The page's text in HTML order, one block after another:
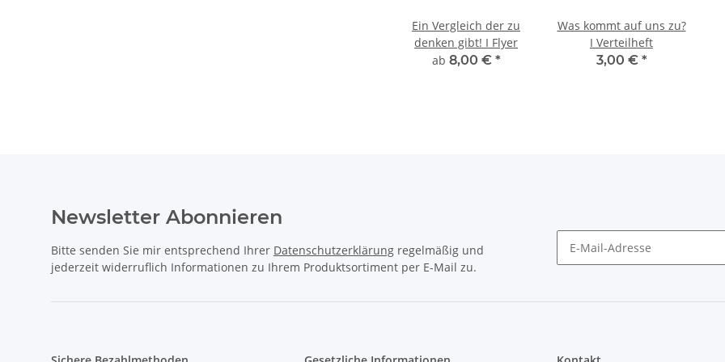
Ein Vergleich der zu
denken gibt! I Flyer
ab 8,00 € *
Was kommt auf uns zu?
I Verteilheft
3,00 € *
Newsletter Abonnieren
Bitte senden Sie mir entsprechend Ihrer Datenschutzerklärung regelmäßig und
jederzeit widerruflich Informationen zu Ihrem Produktsortiment per E-Mail zu.